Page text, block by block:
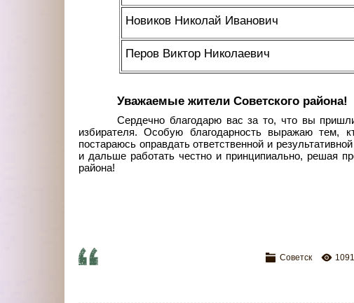
Новиков Николай Иванович
Перов Виктор Николаевич
Уважаемые жители Советского района!
Сердечно благодарю вас за то, что вы
избирателя. Особую благодарность выражаю тем,
постараюсь оправдать ответственной и
и дальше работать честно и принципиально, решая
района!
Советск 1091